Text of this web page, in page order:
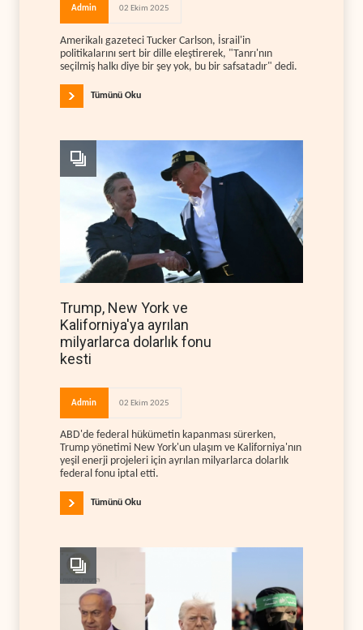
Admin 02 Ekim 2025
Amerikalı gazeteci Tucker Carlson, İsrail'in
politikalarını sert bir dille eleştirerek, "Tanrı'nın
seçilmiş halkı diye bir şey yok, bu bir safsatadır" dedi.
Tümünü Oku
Trump, New York ve
Kaliforniya'ya ayrılan
milyarlarca dolarlık fonu
kesti
Admin 02 Ekim 2025
ABD'de federal hükümetin kapanması sürerken,
Trump yönetimi New York'un ulaşım ve Kaliforniya'nın
yeşil enerji projeleri için ayrılan milyarlarca dolarlık
federal fonu iptal etti.
Tümünü Oku